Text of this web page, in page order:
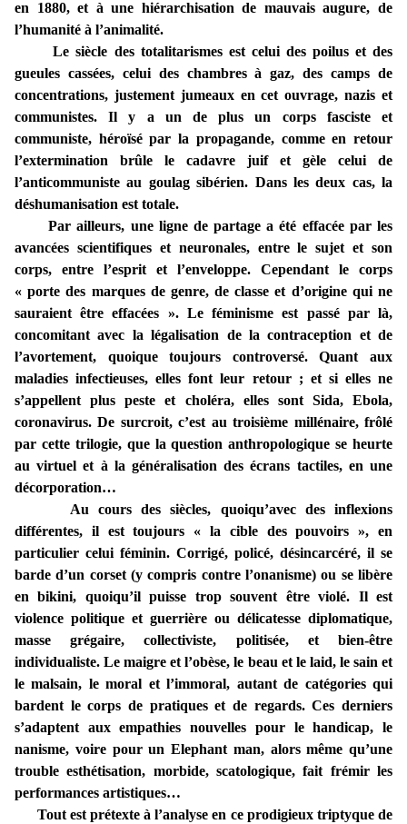
en 1880, et à une hiérarchisation de mauvais augure, de
l’humanité à l’animalité.
Le siècle des totalitarismes est celui des poilus et des
gueules cassées, celui des chambres à gaz, des camps de
concentrations, justement jumeaux en cet ouvrage, nazis et
communistes. Il y a un de plus un corps fasciste et
communiste, héroïsé par la propagande, comme en retour
l’extermination brûle le cadavre juif et gèle celui de
l’anticommuniste au goulag sibérien. Dans les deux cas, la
déshumanisation est totale.
Par ailleurs, une ligne de partage a été effacée par les
avancées scientifiques et neuronales, entre le sujet et son
corps, entre l’esprit et l’enveloppe. Cependant le corps
« porte des marques de genre, de classe et d’origine qui ne
sauraient être effacées ». Le féminisme est passé par là,
concomitant avec la légalisation de la contraception et de
l’avortement, quoique toujours controversé. Quant aux
maladies infectieuses, elles font leur retour ; et si elles ne
s’appellent plus peste et choléra, elles sont Sida, Ebola,
coronavirus. De surcroit, c’est au troisième millénaire, frôlé
par cette trilogie, que la question anthropologique se heurte
au virtuel et à la généralisation des écrans tactiles, en une
décorporation…
Au cours des siècles, quoiqu’avec des inflexions
différentes, il est toujours « la cible des pouvoirs », en
particulier celui féminin. Corrigé, policé, désincarcéré, il se
barde d’un corset (y compris contre l’onanisme) ou se libère
en bikini, quoiqu’il puisse trop souvent être violé. Il est
violence politique et guerrière ou délicatesse diplomatique,
masse grégaire, collectiviste, politisée, et bien-être
individualiste. Le maigre et l’obèse, le beau et le laid, le sain et
le malsain, le moral et l’immoral, autant de catégories qui
bardent le corps de pratiques et de regards. Ces derniers
s’adaptent aux empathies nouvelles pour le handicap, le
nanisme, voire pour un Elephant man, alors même qu’une
trouble esthétisation, morbide, scatologique, fait frémir les
performances artistiques…
Tout est prétexte à l’analyse en ce prodigieux triptyque de